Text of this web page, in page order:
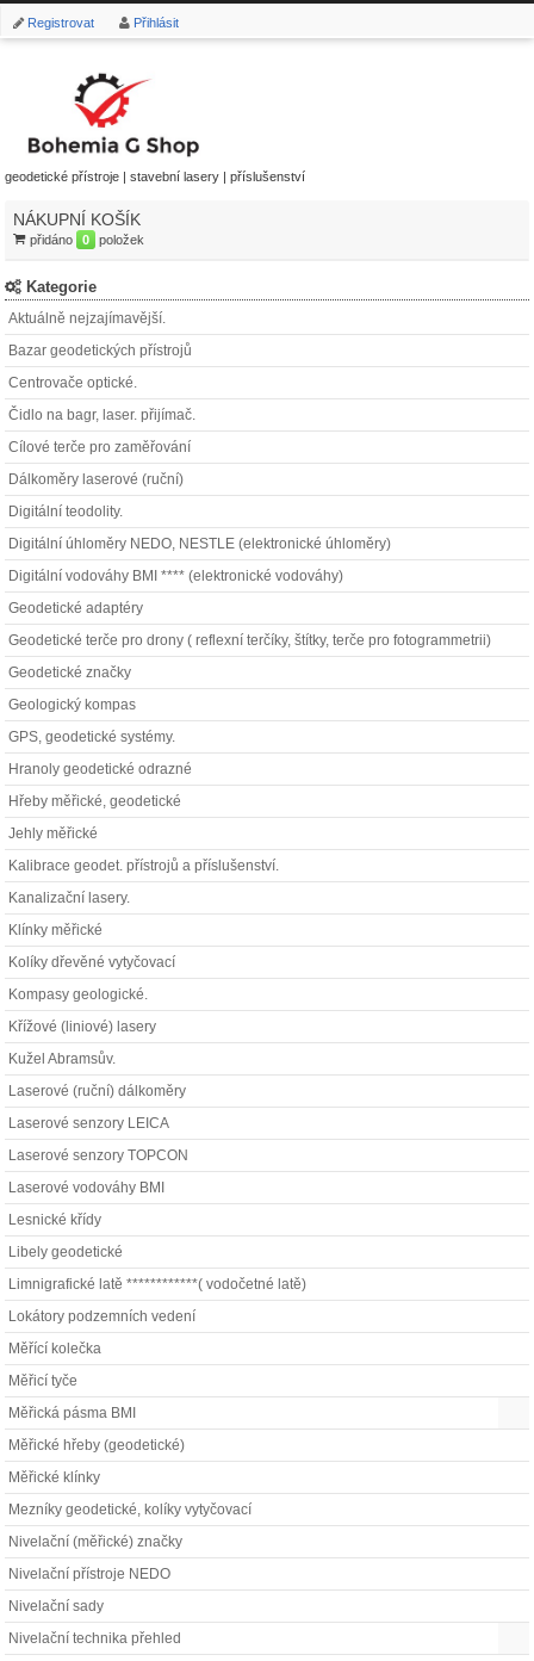
Registrovat Přihlásit
geodetické přístroje | stavební lasery | příslušenství
NÁKUPNÍ KOŠÍK
přidáno 0 položek
Kategorie
Aktuálně nejzajímavější.
Bazar geodetických přístrojů
Centrovače optické.
Čidlo na bagr, laser. přijímač.
Cílové terče pro zaměřování
Dálkoměry laserové (ruční)
Digitální teodolity.
Digitální úhloměry NEDO, NESTLE (elektronické úhloměry)
Digitální vodováhy BMI **** (elektronické vodováhy)
Geodetické adaptéry
Geodetické terče pro drony ( reflexní terčíky, štítky, terče pro fotogrammetrii)
Geodetické značky
Geologický kompas
GPS, geodetické systémy.
Hranoly geodetické odrazné
Hřeby měřické, geodetické
Jehly měřické
Kalibrace geodet. přístrojů a příslušenství.
Kanalizační lasery.
Klínky měřické
Kolíky dřevěné vytyčovací
Kompasy geologické.
Křížové (liniové) lasery
Kužel Abramsův.
Laserové (ruční) dálkoměry
Laserové senzory LEICA
Laserové senzory TOPCON
Laserové vodováhy BMI
Lesnické křídy
Libely geodetické
Limnigrafické latě ************( vodočetné latě)
Lokátory podzemních vedení
Měřící kolečka
Měřicí tyče
Měřická pásma BMI
Měřické hřeby (geodetické)
Měřické klínky
Mezníky geodetické, kolíky vytyčovací
Nivelační (měřické) značky
Nivelační přístroje NEDO
Nivelační sady
Nivelační technika přehled